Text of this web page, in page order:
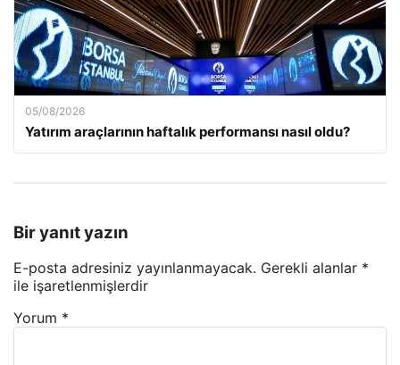
05/08/2026
Yatırım araçlarının haftalık performansı nasıl oldu?
Bir yanıt yazın
E-posta adresiniz yayınlanmayacak. Gerekli alanlar *
ile işaretlenmişlerdir
Yorum *